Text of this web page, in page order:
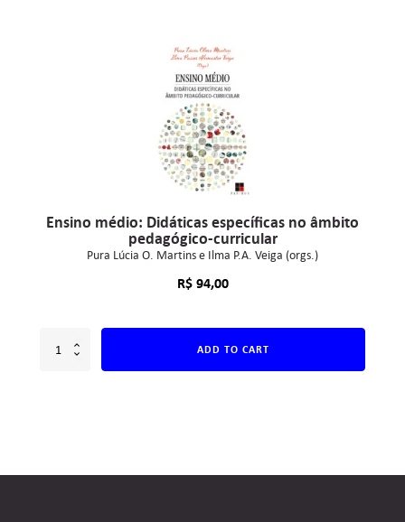
Ensino médio: Didáticas específicas no âmbito
pedagógico-curricular
Pura Lúcia O. Martins e Ilma P.A. Veiga (orgs.)
R$94,00
ADD TO CART